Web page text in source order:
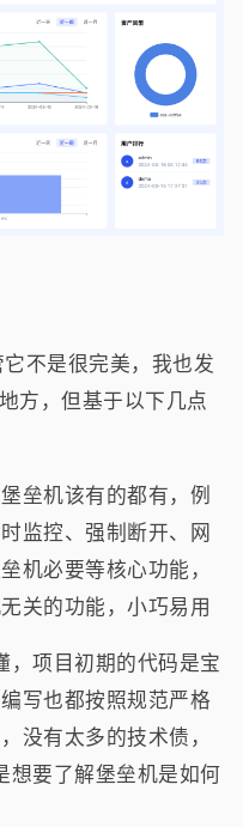
不是很完美，我也发
方，但基于以下几点
垒机该有的都有，例
监控、强制断开、网
机必要等核心功能，
关的功能，小巧易用
，项目初期的代码是宝
写也都按照规范严格
没有太多的技术债，
想要了解堡垒机是如何